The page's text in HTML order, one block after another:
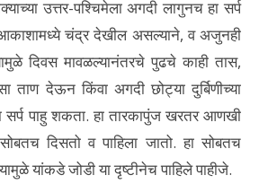
उत्तर-पश्चिमेला अगदी लागुनच हा सर्प
चंद्र देखील असल्याने, व अजुनही
दिवस मावळल्यानंतरचे पुढचे काही तास,
ताण देऊन किंवा अगदी छोट्या दुर्बिणीच्या
सर्प पाहु शकता. हा तारकापुंज खरतर आणखी
दिसतो व पाहिला जातो. हा सोबतच
यांकडे जोडी या दृष्टीनेच पाहिले पाहीजे.